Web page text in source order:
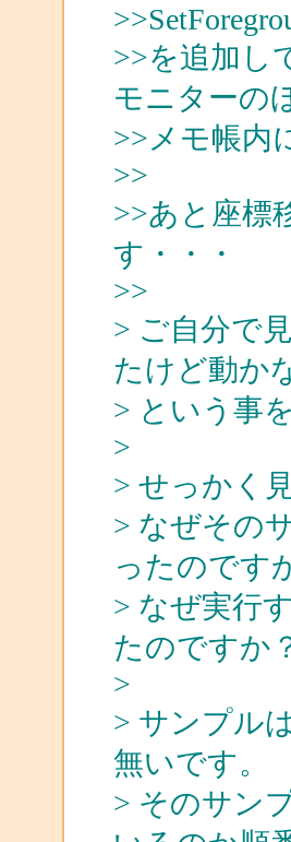
>>を追加し
モニターの
>>メモ帳内
>>
>>あと座標
す・・・
>>
> ご自分で
たけど動か
> という事
>
> せっかく
> なぜその
ったのです
> なぜ実行
たのですか
>
> サンプル
無いです。
> そのサン